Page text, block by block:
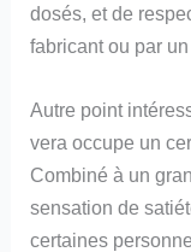
dosés, et de
fabricant ou par
Autre point
vera occupe un
Combiné à un
sensation de
certaines